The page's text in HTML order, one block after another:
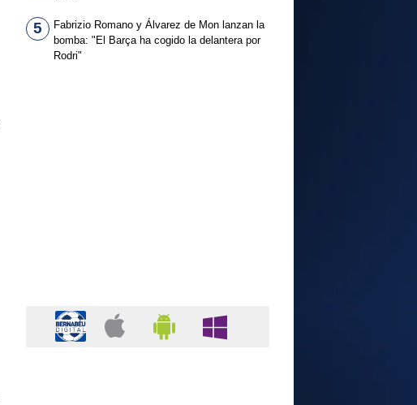
5
Fabrizio Romano y Álvarez de Mon lanzan la
bomba: "El Barça ha cogido la delantera por
Rodri"